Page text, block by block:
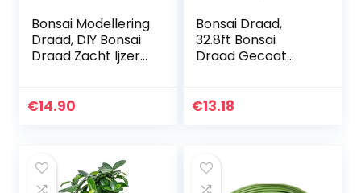
Bonsai Modellering
Draad, DIY Bonsai
Draad Zacht Ijzer
Bloemenwinkel
€14.90
Bonsai Draad,
32.8ft Bonsai
Draad Gecoat
Handgemaakte
€13.18